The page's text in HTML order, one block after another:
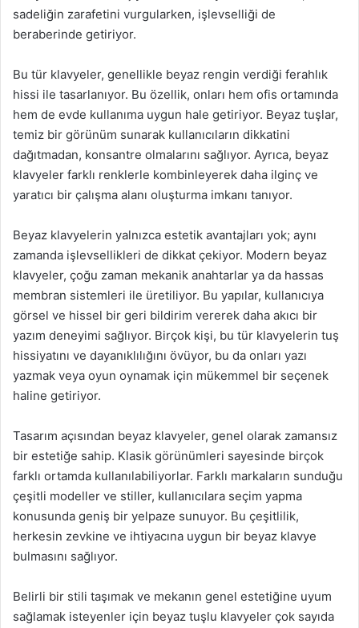
sadeliğin zarafetini vurgularken, işlevselliği de
beraberinde getiriyor.
Bu tür klavyeler, genellikle beyaz rengin verdiği ferahlık
hissi ile tasarlanıyor. Bu özellik, onları hem ofis ortamında
hem de evde kullanıma uygun hale getiriyor. Beyaz tuşlar,
temiz bir görünüm sunarak kullanıcıların dikkatini
dağıtmadan, konsantre olmalarını sağlıyor. Ayrıca, beyaz
klavyeler farklı renklerle kombinleyerek daha ilginç ve
yaratıcı bir çalışma alanı oluşturma imkanı tanıyor.
Beyaz klavyelerin yalnızca estetik avantajları yok; aynı
zamanda işlevsellikleri de dikkat çekiyor. Modern beyaz
klavyeler, çoğu zaman mekanik anahtarlar ya da hassas
membran sistemleri ile üretiliyor. Bu yapılar, kullanıcıya
görsel ve hissel bir geri bildirim vererek daha akıcı bir
yazım deneyimi sağlıyor. Birçok kişi, bu tür klavyelerin tuş
hissiyatını ve dayanıklılığını övüyor, bu da onları yazı
yazmak veya oyun oynamak için mükemmel bir seçenek
haline getiriyor.
Tasarım açısından beyaz klavyeler, genel olarak zamansız
bir estetiğe sahip. Klasik görünümleri sayesinde birçok
farklı ortamda kullanılabiliyorlar. Farklı markaların sunduğu
çeşitli modeller ve stiller, kullanıcılara seçim yapma
konusunda geniş bir yelpaze sunuyor. Bu çeşitlilik,
herkesin zevkine ve ihtiyacına uygun bir beyaz klavye
bulmasını sağlıyor.
Belirli bir stili taşımak ve mekanın genel estetiğine uyum
sağlamak isteyenler için beyaz tuşlu klavyeler çok sayıda